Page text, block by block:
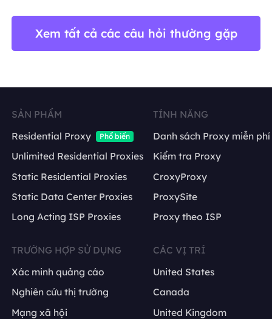
Xem tất cả các câu hỏi thường gặp
SẢN PHẨM
Residential Proxy
Phổ biến
Unlimited Residential Proxies
Static Residential Proxies
Static Data Center Proxies
Long Acting ISP Proxies
TÍNH NĂNG
Danh sách Proxy miễn phí
Kiểm tra Proxy
CroxyProxy
ProxySite
Proxy theo ISP
TRƯỜNG HỢP SỬ DỤNG
Xác minh quảng cáo
Nghiên cứu thị trường
Mạng xã hội
CÁC VỊ TRÍ
United States
Canada
United Kingdom